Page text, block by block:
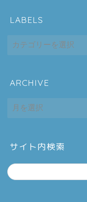
LABELS
ARCHIVE
ARCHIVE
サイト内検索